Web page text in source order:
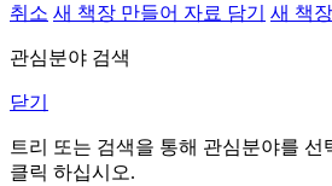
취소 새 책장 만들어 자료 담기 새 책
관심분야 검색
닫기
트리 또는 검색을 통해 관심분야를 선
클릭 하십시오.